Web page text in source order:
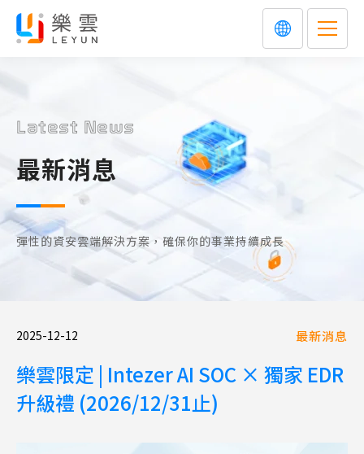
Latest News
最新消息
彈性的資安雲端解決方案，確保你的事業持續成長
2025-12-12 最新消息
樂雲限定 | Intezer AI SOC × 獨家 EDR
升級禮 (2026/12/31止)